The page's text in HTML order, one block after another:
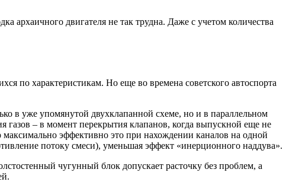
архаичного двигателя не так трудна. Даже с учетом количества
по характеристикам. Но еще во времена советского автоспорта
в уже упомянутой двухклапанной схеме, но и в параллельном
– в момент перекрытия клапанов, когда выпускной еще не
эффективно это при нахождении каналов на одной
потоку смеси), уменьшая эффект «инерционного наддува».
чугунный блок допускает расточку без проблем, а